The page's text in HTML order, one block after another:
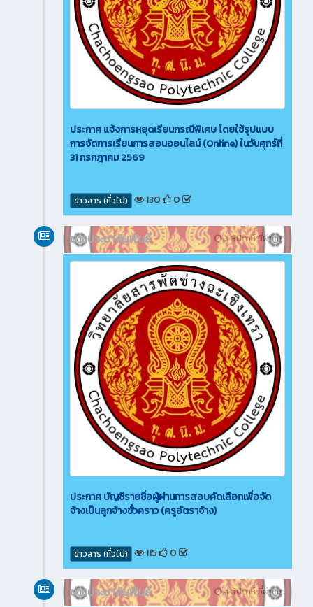
ประกาศ แจ้งการหยุดเรียนกรณีพิเศษ โดยใช้รูปแบบ
การจัดการเรียนการสอนออนไลน์ (Online) ในวันศุกร์ที่
31 กรกฎาคม 2569
ข่าวสาร (ทั่วไป) 130 0
3 สัปดาห์ ที่ผ่านมา
ข่าวประชาสัมพันธ์
ประกาศ บัญชีรายชื่อผู้ผ่านการสอบคัดเลือกเพื่อจัด
จ้างเป็นลูกจ้างชั่วคราว (ครูอัตราจ้าง)
ข่าวสาร (ทั่วไป) 115 0
4 สัปดาห์ ที่ผ่านมา
ข่าวประชาสัมพันธ์